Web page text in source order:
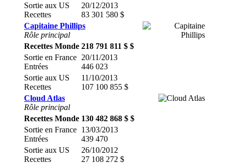
Sortie aux US
Recettes
20/12/2013
83 301 580 $
Capitaine Phillips
Rôle principal
Recettes Monde 218 791 811 $ $
Sortie en France
Entrées
20/11/2013
446 023
Sortie aux US
Recettes
11/10/2013
107 100 855 $
Cloud Atlas
Rôle principal
Recettes Monde 130 482 868 $ $
Sortie en France
Entrées
13/03/2013
439 470
Sortie aux US
Recettes
26/10/2012
27 108 272 $